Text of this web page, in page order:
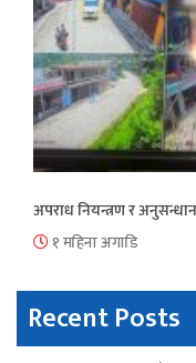
अपराध नियन्त्रण र
१ महिना अगाडि
Recent Posts